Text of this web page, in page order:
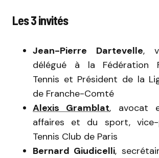
Les 3 invités
Jean-Pierre Dartevelle,
délégué à la Fédération
Tennis et Président de la
de Franche-Comté
Alexis Gramblat, avocat
affaires et du sport, vice-
Tennis Club de Paris
Bernard Giudicelli,